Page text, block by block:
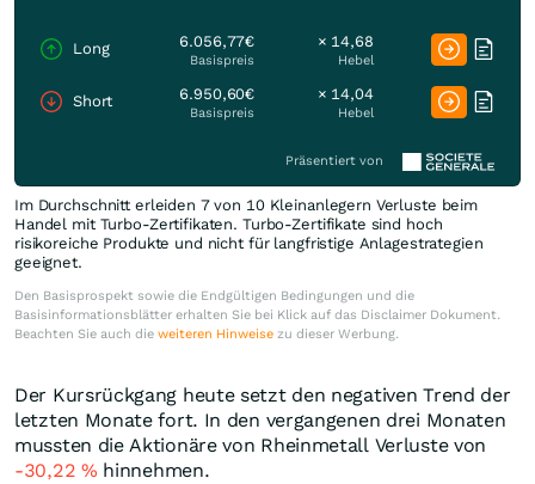
Long 6.056,77€
Basispreis
× 14,68
Hebel
Short 6.950,60€
Basispreis
× 14,04
Hebel
Präsentiert von
Im Durchschnitt erleiden 7 von 10 Kleinanlegern Verluste beim
Handel mit Turbo-Zertifikaten. Turbo-Zertifikate sind hoch
risikoreiche Produkte und nicht für langfristige Anlagestrategien
geeignet.
Den Basisprospekt sowie die Endgültigen Bedingungen und die
Basisinformationsblätter erhalten Sie bei Klick auf das Disclaimer Dokument.
Beachten Sie auch die weiteren Hinweise zu dieser Werbung.
Der Kursrückgang heute setzt den negativen Trend der
letzten Monate fort. In den vergangenen drei Monaten
mussten die Aktionäre von Rheinmetall Verluste von
-30,22 % hinnehmen.